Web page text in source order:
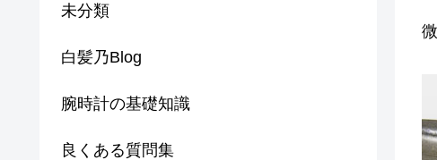
未分類
白髪乃Blog
腕時計の基礎知識
良くある質問集